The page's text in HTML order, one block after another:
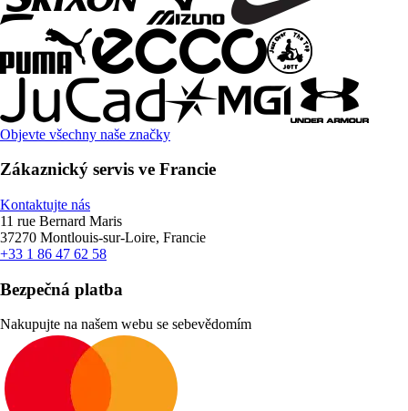
Objevte všechny naše značky
Zákaznický servis ve Francie
Kontaktujte nás
11 rue Bernard Maris
37270 Montlouis-sur-Loire, Francie
+33 1 86 47 62 58
Bezpečná platba
Nakupujte na našem webu se sebevědomím